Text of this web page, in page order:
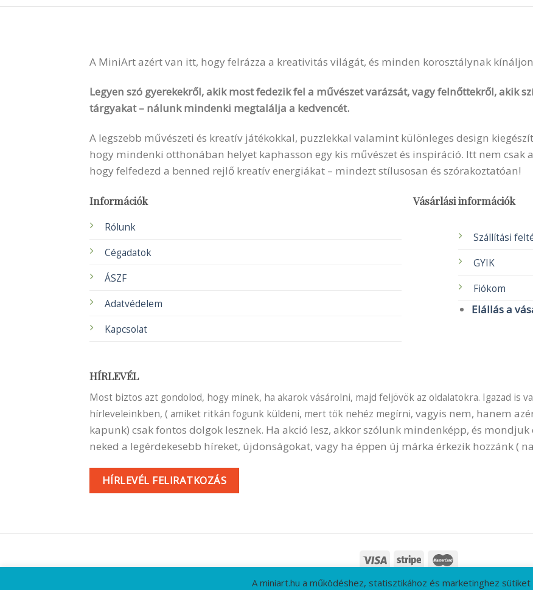
A MiniArt azért van itt, hogy felrázza a kreativitás világát, és minden korosztálynak
Legyen szó gyerekekről, akik most fedezik fel a művészet varázsát, vagy felnőttekről, akik
tárgyakat – nálunk mindenki megtalálja a kedvencét.
A legszebb művészeti és kreatív játékokkal, puzzlekkal valamint különleges design
hogy mindenki otthonában helyet kaphasson egy kis művészet és inspiráció. Itt nem csak
hogy felfedezd a benned rejlő kreatív energiákat – mindezt stílusosan és szórakoztatóan!
Információk
Rólunk
Cégadatok
ÁSZF
Adatvédelem
Kapcsolat
Vásárlási információk
Szállítási
GYIK
Fiókom
Elállás a
HÍRLEVÉL
Most biztos azt gondolod, hogy minek, ha akarok vásárolni, majd feljövök az oldalatokra. Igazad is
hírleveleinkben, ( amiket ritkán fogunk küldeni, mert tök nehéz megírni, vagyis nem, hanem
kapunk) csak fontos dolgok lesznek. Ha akció lesz, akkor szólunk mindenképp, és
neked a legérdekesebb híreket, újdonságokat, vagy ha éppen új márka érkezik hozzánk (
HÍRLEVÉL FELIRATKOZÁS
KAPCSOLAT GYIK CÉGADATOK ÁSZF ADATVÉDELMI IRÁNYELVEK
A miniart.hu a működéshez, statisztikához és marketinghez sütiket